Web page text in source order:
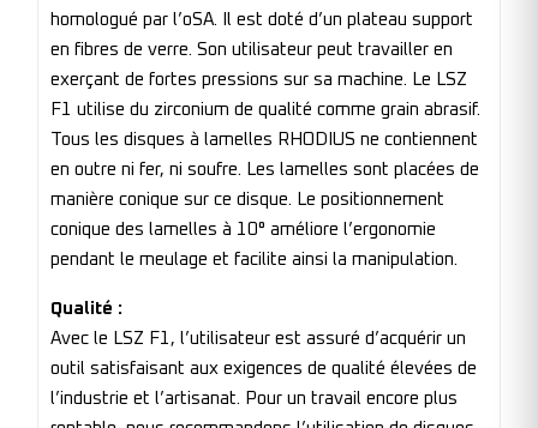
homologué par l’oSA. Il est doté d’un plateau support
en fibres de verre. Son utilisateur peut travailler en
exerçant de fortes pressions sur sa machine. Le LSZ
F1 utilise du zirconium de qualité comme grain abrasif.
Tous les disques à lamelles RHODIUS ne contiennent
en outre ni fer, ni soufre. Les lamelles sont placées de
manière conique sur ce disque. Le positionnement
conique des lamelles à 10° améliore l’ergonomie
pendant le meulage et facilite ainsi la manipulation.
Qualité :
Avec le LSZ F1, l’utilisateur est assuré d’acquérir un
outil satisfaisant aux exigences de qualité élevées de
l’industrie et l’artisanat. Pour un travail encore plus